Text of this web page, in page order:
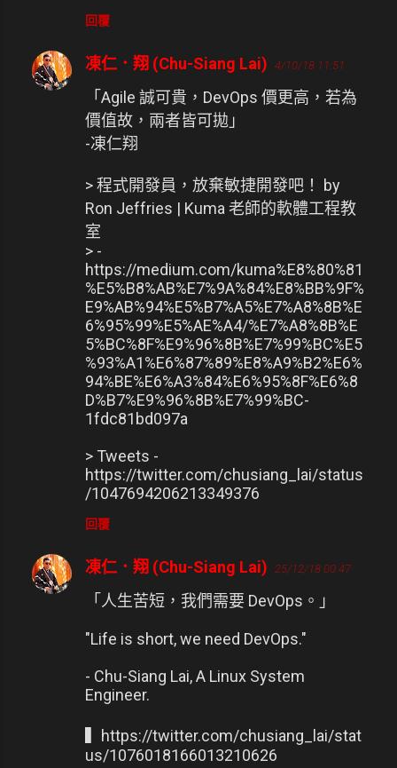
回覆
凍仁．翔 (Chu-Siang Lai) 4/10/18 11:51
「Agile 誠可貴，DevOps 價更高，若為
價值故，兩者皆可拋」
-凍仁翔
> 程式開發員，放棄敏捷開發吧！ by
Ron Jeffries | Kuma 老師的軟體工程教
室
> -
https://medium.com/kuma%E8%80%81
%E5%B8%AB%E7%9A%84%E8%BB%9F%
E9%AB%94%E5%B7%A5%E7%A8%8B%E
6%95%99%E5%AE%A4/%E7%A8%8B%E
5%BC%8F%E9%96%8B%E7%99%BC%E5
%93%A1%E6%87%89%E8%A9%B2%E6%
94%BE%E6%A3%84%E6%95%8F%E6%8
D%B7%E9%96%8B%E7%99%BC-
1fdc81bd097a
> Tweets -
https://twitter.com/chusiang_lai/status
/1047694206213349376
回覆
凍仁．翔 (Chu-Siang Lai) 25/12/18 00:47
「人生苦短，我們需要 DevOps。」
"Life is short, we need DevOps."
- Chu-Siang Lai, A Linux System
Engineer.
▍https://twitter.com/chusiang_lai/stat
us/1076018166013210626